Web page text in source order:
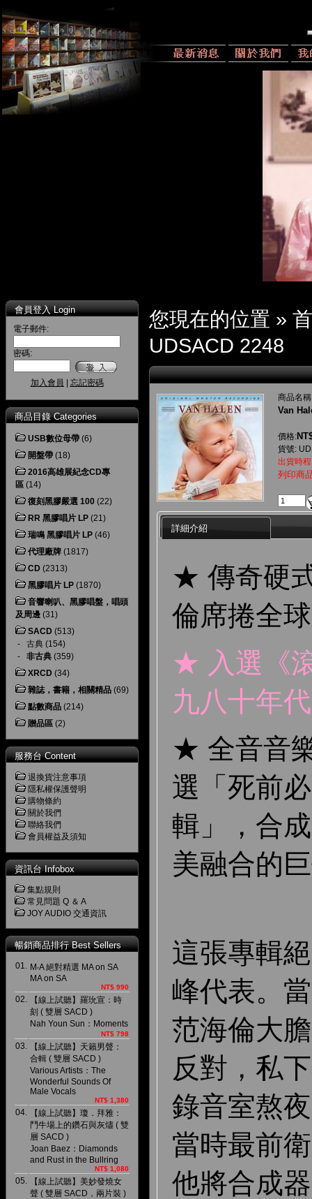
會員登入 Login
電子郵件:
密碼:
加入會員 忘記密碼
商品目錄 Categories
USB數位母帶 (6)
開盤帶 (18)
2016高雄展紀念CD專
區 (14)
復刻黑膠嚴選 100 (22)
RR 黑膠唱片 LP (21)
瑞鳴 黑膠唱片 LP (46)
代理廠牌 (1817)
CD (2313)
黑膠唱片 LP (1870)
音響喇叭、黑膠唱盤，唱頭
及周邊 (31)
SACD (513)
- 古典 (154)
- 非古典 (359)
XRCD (34)
雜誌，書籍，相關精品 (69)
點數商品 (214)
贈品區 (2)
服務台 Content
退換貨注意事項
隱私權保護聲明
購物條約
關於我們
聯絡我們
會員權益及須知
資訊台 Infobox
集點規則
常見問題 Q ＆ A
JOY AUDIO 交通資訊
暢銷商品排行 Best Sellers
01. M‧A 絕對精選 MA on SA
MA on SA
NT$ 990
02.
【線上試聽】羅玧宣：時
刻 ( 雙層 SACD )
Nah Youn Sun：Moments
NT$ 798
03.
【線上試聽】天籟男聲：
合輯 ( 雙層 SACD )
Various Artists：The
Wonderful Sounds Of
Male Vocals
NT$ 1,380
04.
【線上試聽】瓊．拜雅：
鬥牛場上的鑽石與灰燼 ( 雙
層 SACD )
Joan Baez：Diamonds
and Rust in the Bullring
NT$ 1,080
05.
【線上試聽】美妙發燒女
聲 ( 雙層 SACD，兩片裝 )
您現在的位置 »
UDSACD 2248
商品名
Van
價格:
貨號:
出貨時
列印商
詳細介紹
★ 傳奇硬
倫席捲全
★ 入選《
九八十年
★ 全音音
選「死前
輯」，合
美融合的
這張專輯
峰代表。
范海倫大
反對，私
錄音室熬
當時最前
他將合成